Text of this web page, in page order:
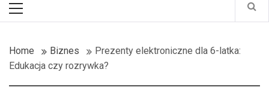
Menu
Home Biznes
Prezenty elektroniczne dla 6-latka:
Edukacja czy rozrywka?